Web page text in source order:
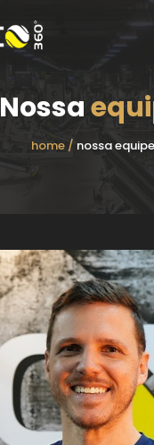
Nossa
home / nossa equipe